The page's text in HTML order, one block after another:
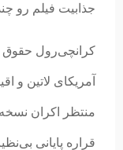
جذابیت فیلم رو
کرانچی‌رول حقوق
آمریکای لاتین و
منتظر اکران
قراره پایانی